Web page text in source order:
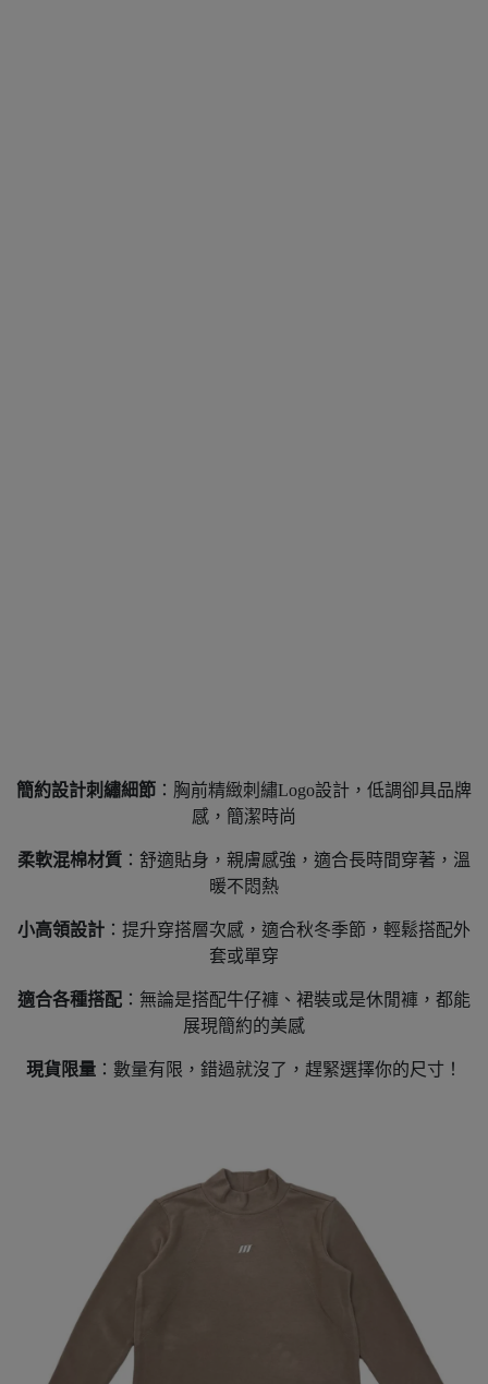
簡約設計刺繡細節 ：胸前精緻刺繡Logo設計，低調卻具品牌
感，簡潔時尚
柔軟混棉材質 ：舒適貼身，親膚感強，適合長時間穿著，溫
暖不悶熱
小高領設計 ：提升穿搭層次感，適合秋冬季節，輕鬆搭配外
套或單穿
適合各種搭配 ：無論是搭配牛仔褲、裙裝或是休閒褲，都能
展現簡約的美感
現貨限量 ：數量有限，錯過就沒了，趕緊選擇你的尺寸！